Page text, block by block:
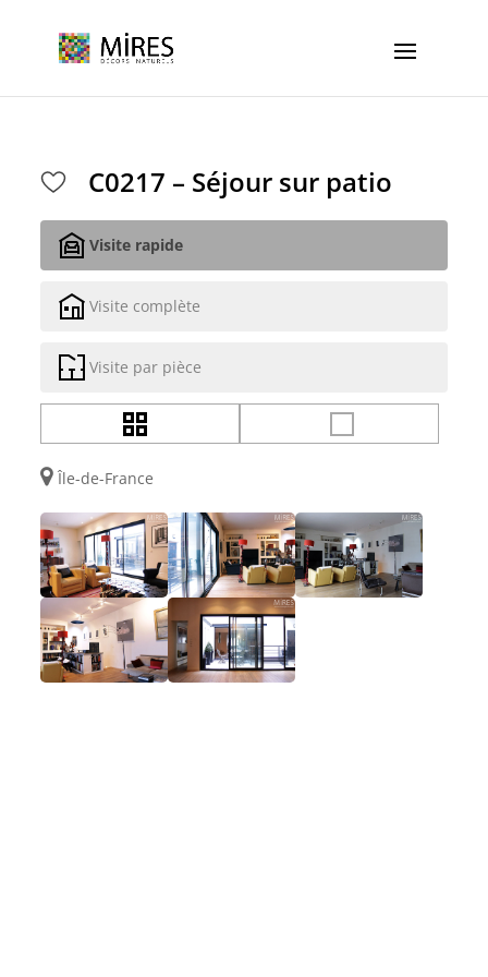
C0217 – Séjour sur patio
Visite rapide
Visite complète
Visite par pièce
Île-de-France